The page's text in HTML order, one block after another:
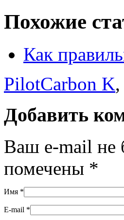
Похожие
Как
PilotCarbon K,
Добавить
Ваш e-mail не
помечены *
Имя *
E-mail *